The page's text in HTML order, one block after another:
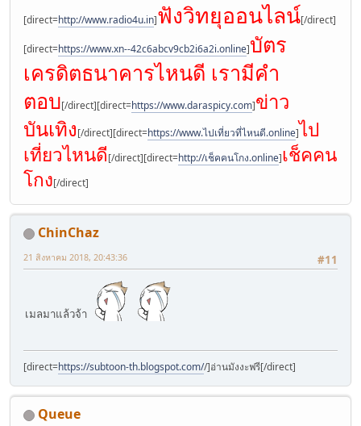
[direct=http://www.radio4u.in]ฟังวิทยุออนไลน์[/direct]
[direct=https://www.xn--42c6abcv9cb2i6a2i.online]บัตร
เครดิตธนาคารไหนดี เรามีคำ
ตอบ[/direct][direct=https://www.daraspicy.com]ข่าว
บันเทิง[/direct][direct=https://www.ไปเที่ยวที่ไหนดี.online]ไป
เที่ยวไหนดี[/direct][direct=http://เช็คคนโกง.online]เช็คคน
โกง[/direct]
ChinChaz
#11
21 สิงหาคม 2018, 20:43:36
เมลมาแล้วจ้า
[direct=https://subtoon-th.blogspot.com//]อ่านมังงะฟรี[/direct]
Queue